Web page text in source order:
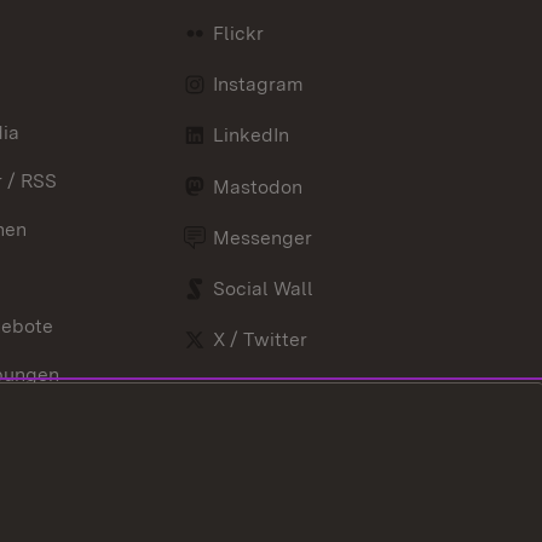
RSS
Flickr
Instagram
LinkedIn
Mastodon
Messenger
Social Wall
X / Twitter
Youtube